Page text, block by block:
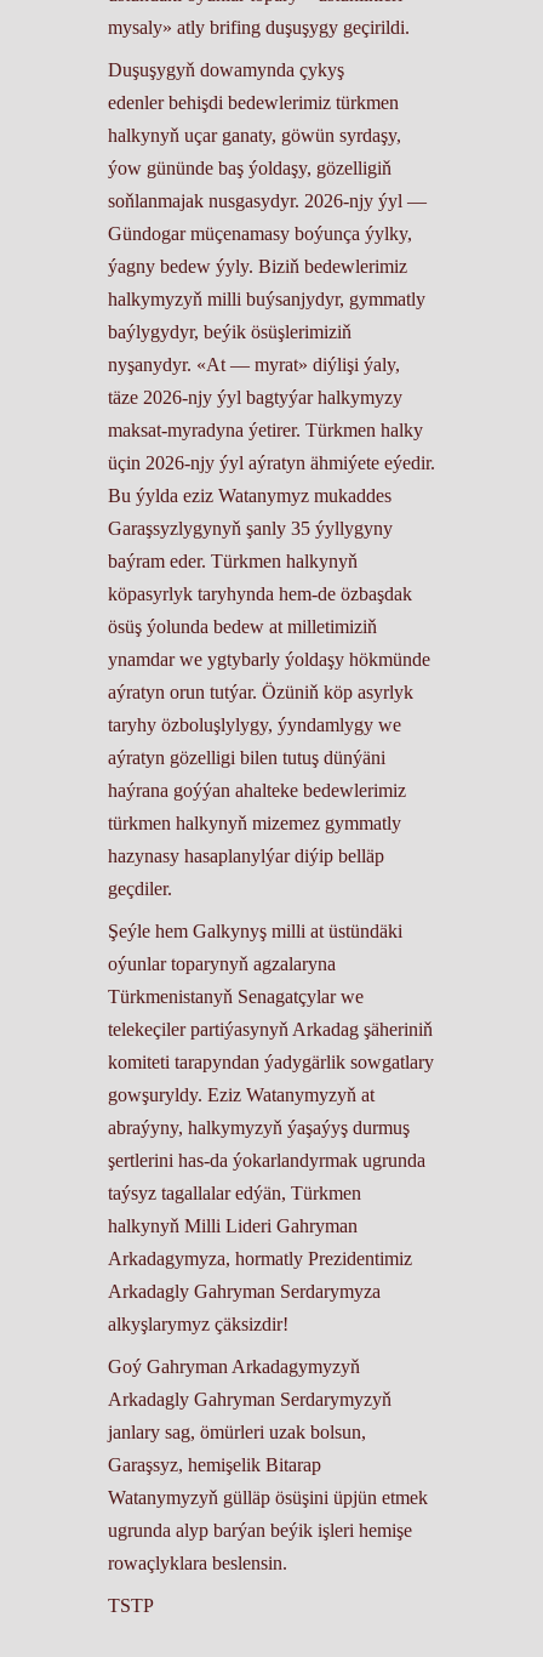
mysaly» atly brifing duşuşygy geçirildi.
Duşuşygyň dowamynda çykyş
edenler behişdi bedewlerimiz türkmen
halkynyň uçar ganaty, göwün syrdaşy,
ýow gününde baş ýoldaşy, gözelligiň
soňlanmajak nusgasydyr. 2026-njy ýyl —
Gündogar müçenamasy boýunça ýylky,
ýagny bedew ýyly. Biziň bedewlerimiz
halkymyzyň milli buýsanjydyr, gymmatly
baýlygydyr, beýik ösüşlerimiziň
nyşanydyr. «At — myrat» diýlişi ýaly,
täze 2026-njy ýyl bagtyýar halkymyzy
maksat-myradyna ýetirer. Türkmen halky
üçin 2026-njy ýyl aýratyn ähmiýete eýedir.
Bu ýylda eziz Watanymyz mukaddes
Garaşsyzlygynyň şanly 35 ýyllygyny
baýram eder. Türkmen halkynyň
köpasyrlyk taryhynda hem-de özbaşdak
ösüş ýolunda bedew at milletimiziň
ynamdar we ygtybarly ýoldaşy hökmünde
aýratyn orun tutýar. Özüniň köp asyrlyk
taryhy özboluşlylygy, ýyndamlygy we
aýratyn gözelligi bilen tutuş dünýäni
haýrana goýýan ahalteke bedewlerimiz
türkmen halkynyň mizemez gymmatly
hazynasy hasaplanylýar diýip belläp
geçdiler.
Şeýle hem Galkynyş milli at üstündäki
oýunlar toparynyň agzalaryna
Türkmenistanyň Senagatçylar we
telekeçiler partiýasynyň Arkadag şäheriniň
komiteti tarapyndan ýadygärlik sowgatlary
gowşuryldy. Eziz Watanymyzyň at
abraýyny, halkymyzyň ýaşaýyş durmuş
şertlerini has-da ýokarlandyrmak ugrunda
taýsyz tagallalar edýän, Türkmen
halkynyň Milli Lideri Gahryman
Arkadagymyza, hormatly Prezidentimiz
Arkadagly Gahryman Serdarymyza
alkyşlarymyz çäksizdir!
Goý Gahryman Arkadagymyzyň
Arkadagly Gahryman Serdarymyzyň
janlary sag, ömürleri uzak bolsun,
Garaşsyz, hemişelik Bitarap
Watanymyzyň gülläp ösüşini üpjün etmek
ugrunda alyp barýan beýik işleri hemişe
rowaçlyklara beslensin.
TSTP